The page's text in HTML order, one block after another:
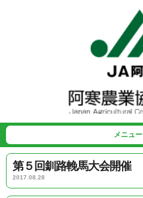
メニュー
第５回釧路輓馬大会開催
2017.08.28